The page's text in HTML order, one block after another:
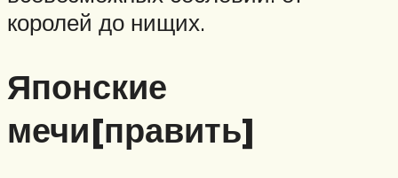
королей до нищих.
Японские
мечи[править]